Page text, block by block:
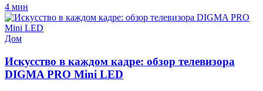
4 мин
Дом
Искусство в каждом кадре: обзор телевизора
DIGMA PRO Mini LED